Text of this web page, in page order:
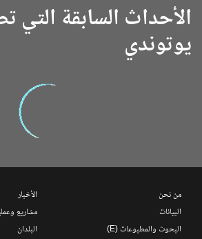
الأحداث السابقة التي
يوتوندي
من نحن
البيانات
البحوث والمطبوعات (E)
الأخبار
مشاريع
البلدان